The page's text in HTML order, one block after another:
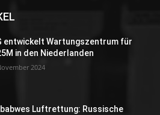
entwickelt Wartungszentrum für
in den Niederlanden
2024
Luftrettung: Russische